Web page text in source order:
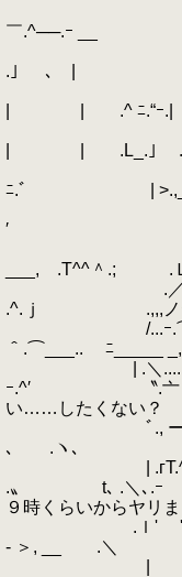
,, -
￣.^──.ｰ __
| .,__∟--ｒ.
.」 ､ |
.〈.
| | .^ ﾆ.“ｰ.|
| )
| | .L_.｣
Г ^＾ニ^
ﾆ.ﾞ | >.,_.
t.､ |
′ | └.T
| ｊ
___, .Τ^^＾.; .Ｌ
.／゛ , .;.＞
.^.ｊ .,,,ノｰ
/...ｰ.⌒ └-゛
＾.⌒___.. ﾆ
| .＼..... ─.
ｰ.^′ 〝.亠
い……したくない？
ﾞ., ー─-ニ
､ .ヽ､ .
| .гT.^^` ｒ
.〟 t､ .＼､.
９時くらいからヤリ
.ｌ' '.､.'.
- ＞, __
| ＼.＼